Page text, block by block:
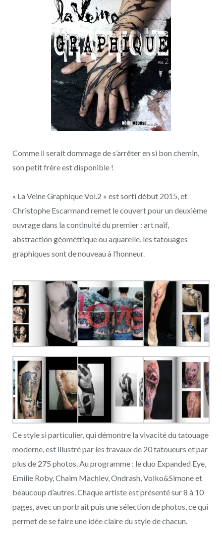
Comme il serait dommage de s’arrêter en si bon chemin,
son petit frère est disponible !
« La Veine Graphique Vol.2 » est sorti début 2015, et
Christophe Escarmand remet le couvert pour un deuxième
ouvrage dans la continuité du premier : art naïf,
abstraction géométrique ou aquarelle, les tatouages
graphiques sont de nouveau à l’honneur.
Ce style si particulier, qui démontre la vivacité du tatouage
moderne, est illustré par les travaux de 20 tatoueurs et par
plus de 275 photos. Au programme : le duo Expanded Eye,
Emilie Roby, Chaim Machlev, Ondrash, Volko&Simone et
beaucoup d’autres. Chaque artiste est présenté sur 8 à 10
pages, avec un portrait puis une sélection de photos, ce qui
permet de se faire une idée claire du style de chacun.